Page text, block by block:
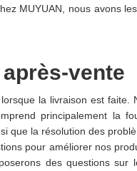
MUYUAN, nous avons
vente
la livraison est
principalement la
que la résolution des
pour améliorer nos
des questions sur